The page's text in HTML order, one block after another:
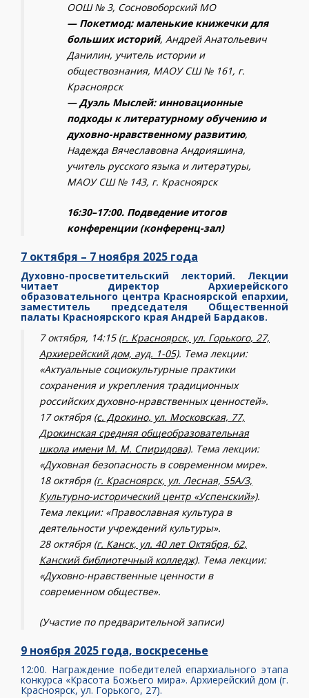
ООШ № 3, Сосновоборский МО
— Покетмод: маленькие книжечки для
больших историй, Андрей Анатольевич
Данилин, учитель истории и
обществознания, МАОУ СШ № 161, г.
Красноярск
— Дуэль Мыслей: инновационные
подходы к литературному обучению и
духовно-нравственному развитию,
Надежда Вячеславовна Андрияшина,
учитель русского языка и литературы,
МАОУ СШ № 143, г. Красноярск
16:30–17:00. Подведение итогов
конференции (конференц-зал)
7 октября – 7 ноября 2025 года
Духовно-просветительский лекторий. Лекции
читает директор Архиерейского
образовательного центра Красноярской епархии,
заместитель председателя Общественной
палаты Красноярского края Андрей Бардаков.
7 октября, 14:15 (г. Красноярск, ул. Горького, 27,
Архиерейский дом, ауд. 1-05). Тема лекции:
«Актуальные социокультурные практики
сохранения и укрепления традиционных
российских духовно-нравственных ценностей».
17 октября (с. Дрокино, ул. Московская, 77,
Дрокинская средняя общеобразовательная
школа имени М. М. Спиридова). Тема лекции:
«Духовная безопасность в современном мире».
18 октября (г. Красноярск, ул. Лесная, 55А/3,
Культурно-исторический центр «Успенский»).
Тема лекции: «Православная культура в
деятельности учреждений культуры».
28 октября (г. Канск, ул. 40 лет Октября, 62,
Канский библиотечный колледж). Тема лекции:
«Духовно-нравственные ценности в
современном обществе».
(Участие по предварительной записи)
9 ноября 2025 года, воскресенье
12:00. Награждение победителей епархиального этапа
конкурса «Красота Божьего мира». Архиерейский дом (г.
Красноярск, ул. Горького, 27).